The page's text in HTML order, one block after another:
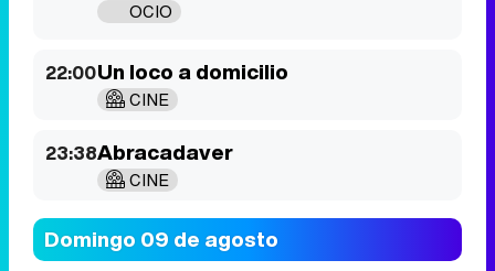
OCIO
22:00Un loco a domicilio
CINE
23:38Abracadaver
CINE
Domingo 09 de agosto